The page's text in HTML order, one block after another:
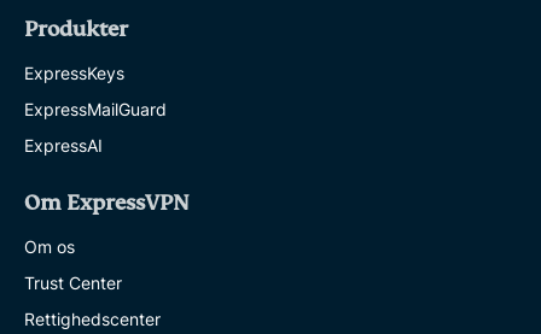
Produkter
ExpressKeys
ExpressMailGuard
ExpressAI
Om ExpressVPN
Om os
Trust Center
Rettighedscenter